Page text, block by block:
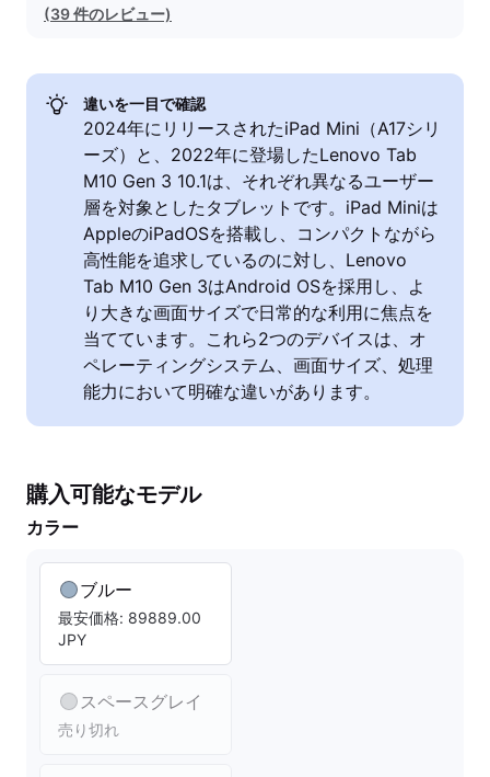
(39 件のレビュー)
違いを一目で確認
2024年にリリースされたiPad Mini（A17シリ
ーズ）と、2022年に登場したLenovo Tab
M10 Gen 3 10.1は、それぞれ異なるユーザー
層を対象としたタブレットです。iPad Miniは
AppleのiPadOSを搭載し、コンパクトながら
高性能を追求しているのに対し、Lenovo
Tab M10 Gen 3はAndroid OSを採用し、よ
り大きな画面サイズで日常的な利用に焦点を
当てています。これら2つのデバイスは、オ
ペレーティングシステム、画面サイズ、処理
能力において明確な違いがあります。
購入可能なモデル
カラー
ブルー
最安価格: 89889.00
JPY
スペースグレイ
売り切れ